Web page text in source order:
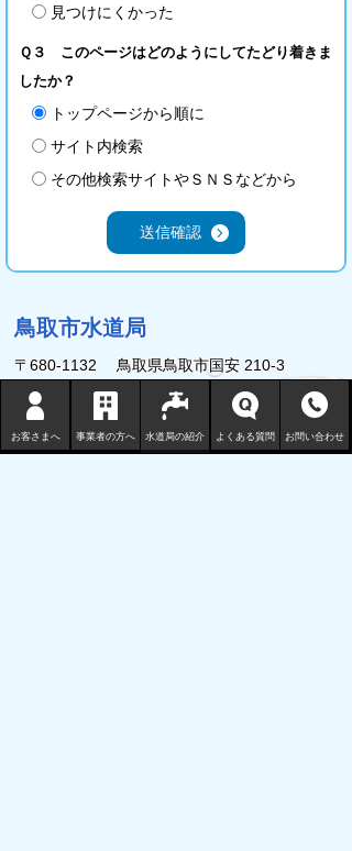
お客さまへ 事業者の方へ 水道局の紹介 よくある質問 お問い合わせ
見つけにくかった
Ｑ３ このページはどのようにしてたどり着きま
したか？
トップページから順に
サイト内検索
その他検索サイトやＳＮＳなどから
鳥取市水道局
〒680-1132 鳥取県鳥取市国安 210-3
TEL
0857-53-7811
地図 （水道局庁舎等一覧）